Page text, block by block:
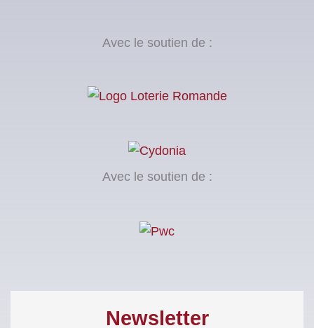
Avec le soutien de :
Avec le soutien de :
Newsletter